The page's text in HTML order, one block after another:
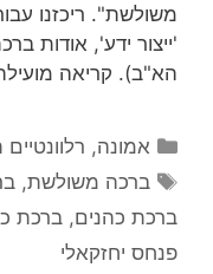
משולשת". ריכזנו
'ייצור ידע', אודות
הא"ב). קריאה
קטגוריות
אמונה,
תגיות
ברכה משולשת,
ברכת כהנים, ברכת
פנחס יחזקאלי